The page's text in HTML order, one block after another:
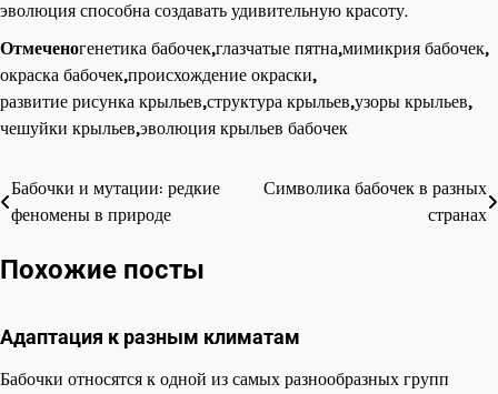
эволюция способна создавать удивительную красоту.
Отмеченогенетика бабочек,глазчатые пятна,мимикрия бабочек,
окраска бабочек,происхождение окраски,
развитие рисунка крыльев,структура крыльев,узоры крыльев,
чешуйки крыльев,эволюция крыльев бабочек
Навигация
по
записям
Бабочки и мутации: редкие
феномены в природе
Символика бабочек в разных
странах
Похожие посты
Адаптация к разным климатам
Бабочки относятся к одной из самых разнообразных групп